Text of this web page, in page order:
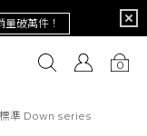
量破萬件！
0
標準 Down series